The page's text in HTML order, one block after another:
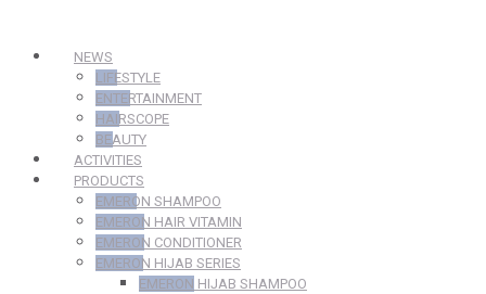
NEWS
LIFESTYLE
ENTERTAINMENT
HAIRSCOPE
BEAUTY
ACTIVITIES
PRODUCTS
EMERON SHAMPOO
EMERON HAIR VITAMIN
EMERON CONDITIONER
EMERON HIJAB SERIES
EMERON HIJAB SHAMPOO